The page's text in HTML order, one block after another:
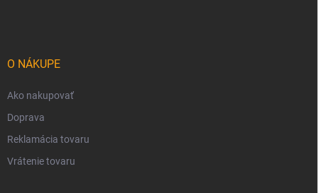
O NÁKUPE
Ako nakupovať
Doprava
Reklamácia tovaru
Vrátenie tovaru